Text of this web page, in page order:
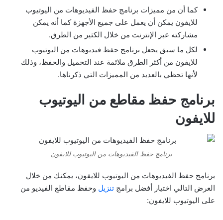
كما أن من مميزات برنامج حفظ الفيديوهات من اليوتيوب
للايفون يمكن أن يعمل على جميع الأجهزة كما أنه يمكن
مشاركته عبر الإنترنت من خلال الكثير من الطرق.
لكل ما سبق يجعل برنامج حفظ فيديوهات من اليوتيوب
للايفون من أكثر الطرق ملائمة عند التحميل والحفظ، وذلك
لأنها تحظي بالعديد من المميزات التي ذكرناها.
برنامج حفظ مقاطع من اليوتيوب
للايفون
برنامج حفظ الفيديوهات من اليوتيوب للايفون
برنامج حفظ الفيديوهات من اليوتيوب للايفون، يمكنك من خلال
العرض التالي اختيار أفضل برامج تنزيل وحفظ مقاطع الفيديو من
على اليوتيوب للايفون: